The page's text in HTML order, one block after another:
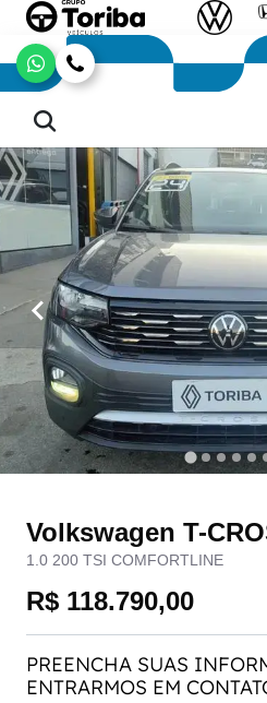
Volkswagen T-
1.0 200 TSI COMFORTLINE
R$ 118.790,00
PREENCHA SUAS
ENTRARMOS EM